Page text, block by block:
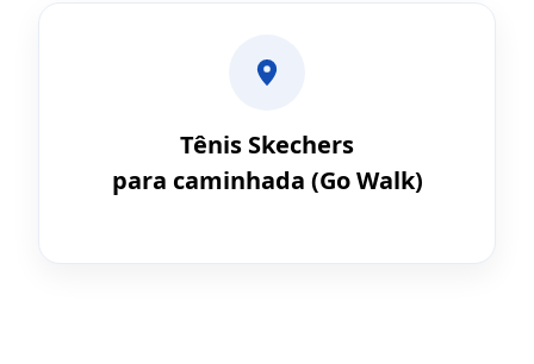
Tênis Skechers
para caminhada (Go Walk)